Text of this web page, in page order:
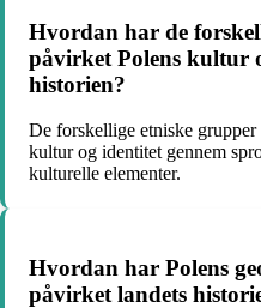
Hvordan har de
påvirket Polens kultur
historien?
De forskellige etniske
kultur og identitet gennem
kulturelle elementer.
Hvordan har Polens
påvirket landets